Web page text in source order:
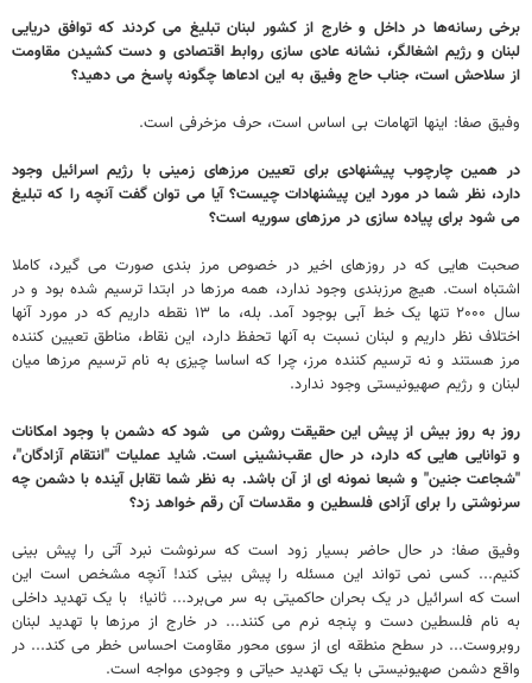
برخی رسانه‌ها در داخل و خارج از کشور لبنان تبلیغ می کردند که توافق دریایی
لبنان و رژیم اشغالگر، نشانه عادی سازی روابط اقتصادی و دست کشیدن مقاومت
از سلاحش است، جناب حاج وفیق به این ادعاها چگونه پاسخ می دهید؟
وفیق صفا: اینها اتهامات بی اساس است، حرف مزخرفی است.
در همین چارچوب پیشنهادی برای تعیین مرزهای زمینی با رژیم اسرائیل وجود
دارد، نظر شما در مورد این پیشنهادات چیست؟ آیا می توان گفت آنچه را که تبلیغ
می شود برای پیاده سازی در مرزهای سوریه است؟
صحبت هایی که در روزهای اخیر در خصوص مرز بندی صورت می گیرد، کاملا
اشتباه است. هیچ مرزبندی وجود ندارد، همه مرزها در ابتدا ترسیم شده بود و در
سال ۲۰۰۰ تنها یک خط آبی بوجود آمد. بله، ما ۱۳ نقطه داریم که در مورد آنها
اختلاف نظر داریم و لبنان نسبت به آنها تحفظ دارد، این نقاط، مناطق تعیین کننده
مرز هستند و نه ترسیم کننده مرز، چرا که اساسا چیزی به نام ترسیم مرزها میان
لبنان و رژیم صهیونیستی وجود ندارد.
روز به روز بیش از پیش این حقیقت روشن می شود که دشمن با وجود امکانات
و توانایی هایی که دارد، در حال عقب‌نشینی است. شاید عملیات "انتقام آزادگان"،
"شجاعت جنین" و شبعا نمونه ای از آن باشد. به نظر شما تقابل آینده با دشمن چه
سرنوشتی را برای آزادی فلسطین و مقدسات آن رقم خواهد زد؟
وفیق صفا: در حال حاضر بسیار زود است که سرنوشت نبرد آتی را پیش بینی
کنیم... کسی نمی تواند این مسئله را پیش بینی کند! آنچه مشخص است این
است که اسرائیل در یک بحران حاکمیتی به سر می‌برد... ثانیا؛ با یک تهدید داخلی
به نام فلسطین دست و پنجه نرم می کنند... در خارج از مرزها با تهدید لبنان
روبروست... در سطح منطقه ای از سوی محور مقاومت احساس خطر می کند... در
واقع دشمن صهیونیستی با یک تهدید حیاتی و وجودی مواجه است.